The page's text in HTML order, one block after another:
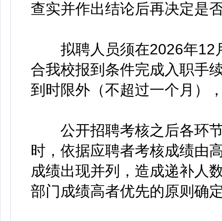
查实并作出结论后再决定是
拟聘人员须在2026年12
合我校报到条件完成入职手
到时限外（不超过一个月）
公开招聘考核之后各环节
时，依据应聘者考核成绩由
成绩出现并列，造成递补人
部门成绩高者优先的原则确